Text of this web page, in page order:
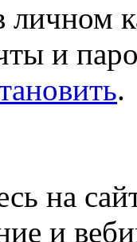
личном
и
.
на
и